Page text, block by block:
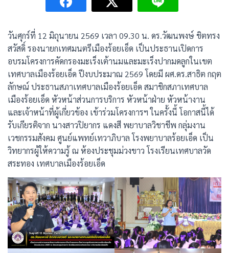
วันศุกร์ที่ 12 มิถุนายน 2569 เวลา 09.30 น. ดร.วัฒนพงษ์ ชิตทรง
สวัสดิ์ รองนายกเทศมนตรีเมืองร้อยเอ็ด เป็นประธานเปิดการ
อบรมโครงการคัดกรองมะเร็งเต้านมและมะเร็งปากมดลูกในเขต
เทศบาลเมืองร้อยเอ็ด ปีงบประมาณ 2569 โดยมี ผศ.ดร.สาธิต กฤต
ลักษณ์ ประธานสภาเทศบาลเมืองร้อยเอ็ด สมาชิกสภาเทศบาล
เมืองร้อยเอ็ด หัวหน้าส่วนการบริการ หัวหน้าฝ่าย หัวหน้างาน
และเจ้าหน้าที่ผู้เกี่ยวข้อง เข้าร่วมโครงการฯ ในครั้งนี้ โอกาสนี้ได้
รับเกียรติจาก นางสาวปิยากร แดงสี พยาบาลวิชาชีพ กลุ่มงาน
เวชกรรมสังคม ศูนย์แพทย์เทวาภิบาล โรงพยาบาลร้อยเอ็ด เป็น
วิทยากรผู้ให้ความรู้ ณ ห้องประชุมม่วงขาว โรงเรียนเทศบาลวัด
สระทอง เทศบาลเมืองร้อยเอ็ด